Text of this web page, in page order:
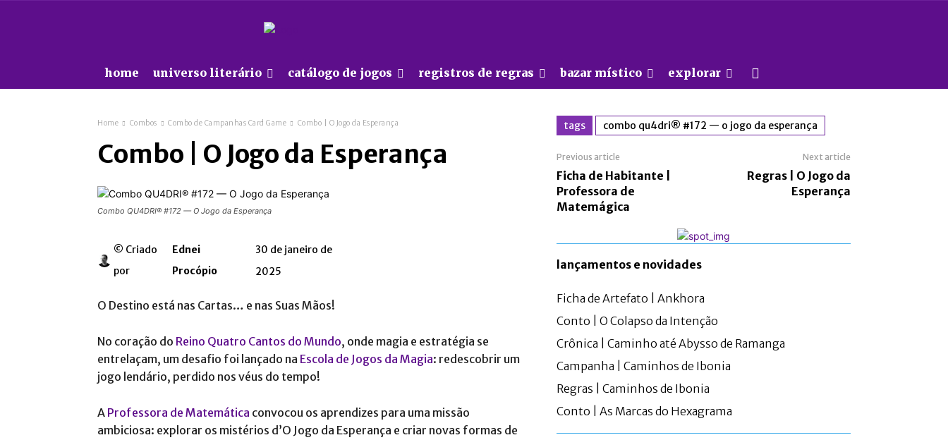
home universo literário catálogo de jogos registros de regras bazar místico explorar
Home Combos Combo de Campanhas Card Game Combo | O Jogo da Esperança
Combo | O Jogo da Esperança
Combo QU4DRI® #172 — O Jogo da Esperança
© Criado
por
Ednei
Procópio
30 de janeiro de
2025
O Destino está nas Cartas… e nas Suas Mãos!
No coração do Reino Quatro Cantos do Mundo, onde magia e estratégia se
entrelaçam, um desafio foi lançado na Escola de Jogos da Magia: redescobrir um
jogo lendário, perdido nos véus do tempo!
A Professora de Matemática convocou os aprendizes para uma missão
ambiciosa: explorar os mistérios d’O Jogo da Esperança e criar novas formas de
tags combo qu4dri® #172 — o jogo da esperança
Previous article
Ficha de Habitante |
Professora de
Matemágica
Next article
Regras | O Jogo da
Esperança
lançamentos e novidades
Ficha de Artefato | Ankhora
Conto | O Colapso da Intenção
Crônica | Caminho até Abysso de Ramanga
Campanha | Caminhos de Ibonia
Regras | Caminhos de Ibonia
Conto | As Marcas do Hexagrama